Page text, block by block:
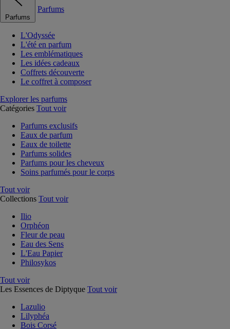
Parfums
Parfums
L'Odyssée
L'été en parfum
Les emblématiques
Les idées cadeaux
Coffrets découverte
Le coffret à composer
Explorer les parfums
Catégories Tout voir
Parfums exclusifs
Eaux de parfum
Eaux de toilette
Parfums solides
Parfums pour les cheveux
Soins parfumés pour le corps
Tout voir
Collections Tout voir
Ilio
Orphéon
Fleur de peau
Eau des Sens
L'Eau Papier
Philosykos
Tout voir
Les Essences de Diptyque Tout voir
Lazulio
Lilyphéa
Bois Corsé